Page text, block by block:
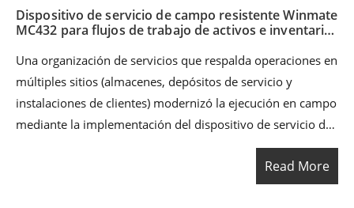
Dispositivo de servicio de campo resistente Winmate
MC432 para flujos de trabajo de activos e inventario
Una organización de servicios que respalda operaciones en
múltiples sitios (almacenes, depósitos de servicio y
instalaciones de clientes) modernizó la ejecución en campo
mediante la implementación del dispositivo de servicio de
campo resistente Winmate MC432 como el principal
equipo portátil para órdenes de trabajo, identificación de
activos y captura de datos en tiempo real. Integrado con
Read More